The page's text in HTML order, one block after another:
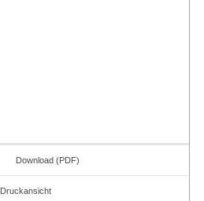
Download (PDF)
Druckansicht